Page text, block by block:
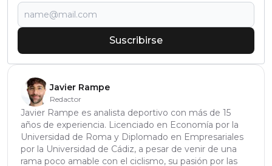
Suscribirse
Javier Rampe
Redactor
Javier Rampe es analista deportivo con más de 15
años de experiencia. Licenciado en Economía por la
Universidad de Roma y Diplomado en Empresariales
por la Universidad de Cádiz, a pesar de venir de una
rama poco amable con el ciclismo, su pasión por las